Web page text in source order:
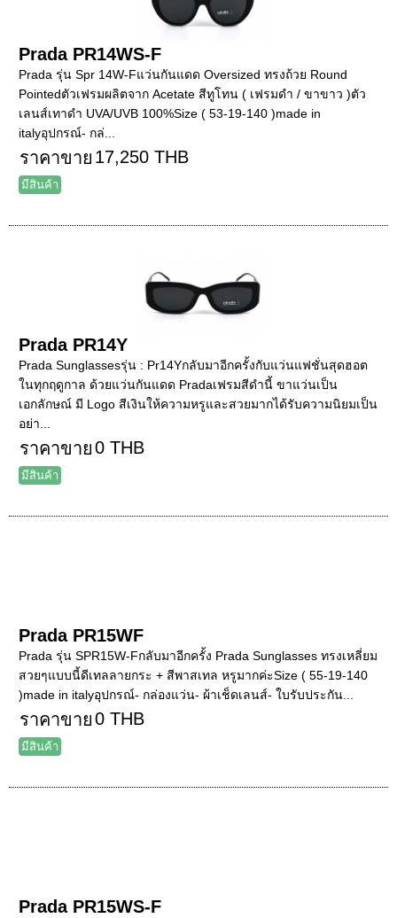
Prada PR14WS-F
Prada รุ่น Spr 14W-Fแว่นกันแดด Oversized ทรงถ้วย Round
Pointedตัวเฟรมผลิตจาก Acetate สีทูโทน ( เฟรมดำ / ขาขาว )ตัว
เลนส์เทาดำ UVA/UVB 100%Size ( 53-19-140 )made in
italyอุปกรณ์- กล่...
ราคาขาย 17,250 THB
มีสินค้า
Prada PR14Y
Prada Sunglassesรุ่น : Pr14Yกลับมาอีกครั้งกับแว่นแฟชั่นสุดฮอต
ในทุกฤดูกาล ด้วยแว่นกันแดด Pradaเฟรมสีดำนี้ ขาแว่นเป็น
เอกลักษณ์ มี Logo สีเงินให้ความหรูและสวยมากได้รับความนิยมเป็น
อย่า...
ราคาขาย0 THB
มีสินค้า
Prada PR15WF
Prada รุ่น SPR15W-Fกลับมาอีกครั้ง Prada Sunglasses ทรงเหลี่ยม
สวยๆแบบนี้ดีเทลลายกระ + สีพาสเทล หรูมากค่ะSize ( 55-19-140
)made in italyอุปกรณ์- กล่องแว่น- ผ้าเช็ดเลนส์- ใบรับประกัน...
ราคาขาย0 THB
มีสินค้า
Prada PR15WS-F